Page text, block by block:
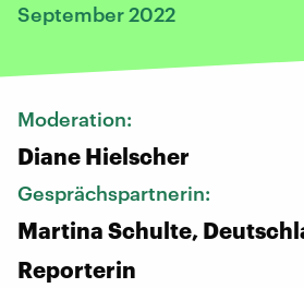
September 2022
Moderation:
Diane Hielscher
Gesprächspartnerin:
Martina Schulte,
Reporterin